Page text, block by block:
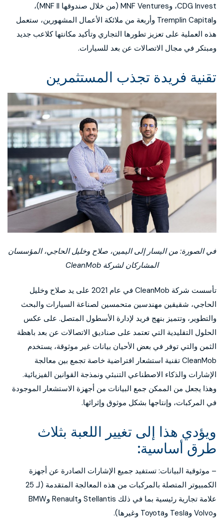
CDG Invest، وMNF Ventures (من خلال صندوقها MNF II)،
وTremplin Capital وأربعة من ملائكة الأعمال المشهورين، ستعمل
هذه العملية على تعزيز تطورها التجاري وتأكيد مكانتها كلاعب جديد
ومبتكر في مجال الاتصالات عن بعد للسيارات.
تقنية فريدة تجذب المستثمرين
في الصورة: من اليسار إلى اليمين، صلاح وخليل الحاجي، المؤسسان
المشاركان لشركة CleanMob
تأسست شركة CleanMob في عام 2021 على يد صلاح وخليل
الحاجي، شقيقين مهندسين متحمسين لصناعة السيارات والبحث
والتطوير، وتتميز بنهج فريد لإدارة الأسطول المتصل. على عكس
الحلول التقليدية التي تعتمد على صناديق الاتصالات عن بعد باهظة
الثمن والتي توفر في بعض الأحيان بيانات غير موثوقة، يستخدم
CleanMob تقنية استشعار افتراضية خاصة تجمع بين معالجة
الإشارات والذكاء الاصطناعي التنبئي ونمذجة القوانين الفيزيائية.
وهذا يجعل من الممكن جمع البيانات من أجهزة الاستشعار الموجودة
في المركبات، وإنتاجها بشكل موثوق وإثرائها.
ويؤدي هذا إلى تغيير اللعبة بثلاث
طرق أساسية:
– موثوقية البيانات: تستفيد جميع الإشارات الصادرة عن أجهزة
الكمبيوتر المتصلة بالمركبات من هذه المعالجة المتقدمة (لـ 25
علامة تجارية رئيسية بما في ذلك Stellantis وRenault وBMW
وVolvo وTesla وToyota وغيرها).